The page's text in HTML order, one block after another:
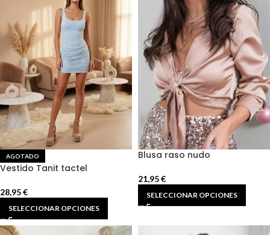
AGOTADO
Vestido Tanit tactel
28,95€
SELECCIONAR OPCIONES
Blusa raso nudo
21,95€
SELECCIONAR OPCIONES